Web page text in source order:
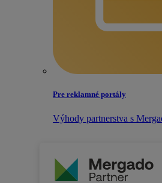
Pre reklamné portály
Výhody partnerstva s